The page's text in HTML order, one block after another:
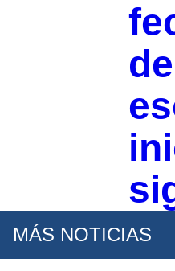
MÁS NOTICIAS